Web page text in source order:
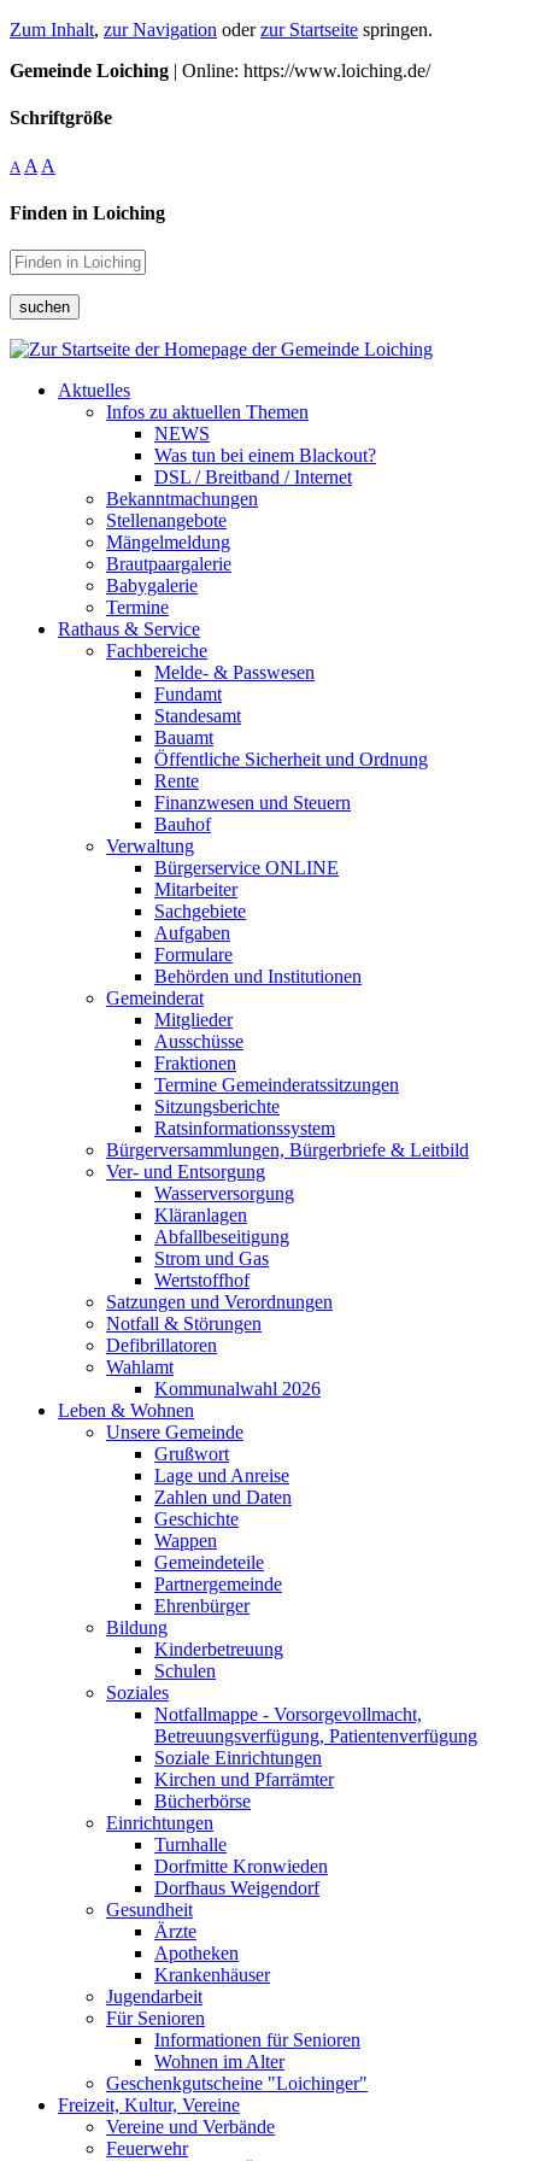
Zum Inhalt, zur Navigation oderzur Startseite springen.
Gemeinde Loiching | Online: https://www.loiching.de/
Schriftgröße
A A A
Finden in Loiching
suchen
Aktuelles
Infos zu aktuellen Themen
NEWS
Was tun bei einem Blackout?
DSL / Breitband / Internet
Bekanntmachungen
Stellenangebote
Mängelmeldung
Brautpaargalerie
Babygalerie
Termine
Rathaus & Service
Fachbereiche
Melde- & Passwesen
Fundamt
Standesamt
Bauamt
Öffentliche Sicherheit und Ordnung
Rente
Finanzwesen und Steuern
Bauhof
Verwaltung
Bürgerservice ONLINE
Mitarbeiter
Sachgebiete
Aufgaben
Formulare
Behörden und Institutionen
Gemeinderat
Mitglieder
Ausschüsse
Fraktionen
Termine Gemeinderatssitzungen
Sitzungsberichte
Ratsinformationssystem
Bürgerversammlungen, Bürgerbriefe & Leitbild
Ver- und Entsorgung
Wasserversorgung
Kläranlagen
Abfallbeseitigung
Strom und Gas
Wertstoffhof
Satzungen und Verordnungen
Notfall & Störungen
Defibrillatoren
Wahlamt
Kommunalwahl 2026
Leben & Wohnen
Unsere Gemeinde
Grußwort
Lage und Anreise
Zahlen und Daten
Geschichte
Wappen
Gemeindeteile
Partnergemeinde
Ehrenbürger
Bildung
Kinderbetreuung
Schulen
Soziales
Notfallmappe - Vorsorgevollmacht,
Betreuungsverfügung, Patientenverfügung
Soziale Einrichtungen
Kirchen und Pfarrämter
Bücherbörse
Einrichtungen
Turnhalle
Dorfmitte Kronwieden
Dorfhaus Weigendorf
Gesundheit
Ärzte
Apotheken
Krankenhäuser
Jugendarbeit
Für Senioren
Informationen für Senioren
Wohnen im Alter
Geschenkgutscheine "Loichinger"
Freizeit, Kultur, Vereine
Vereine und Verbände
Feuerwehr